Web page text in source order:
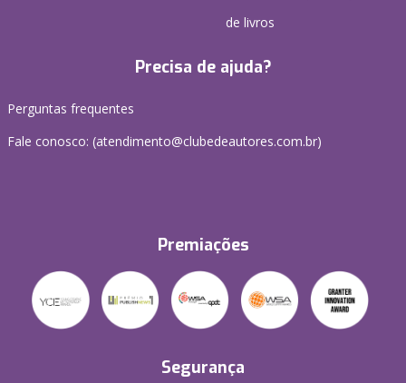
de livros
Precisa de ajuda?
Perguntas frequentes
Fale conosco: (atendimento@clubedeautores.com.br)
Premiações
Segurança